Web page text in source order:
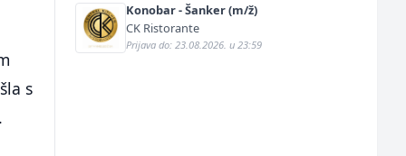
s
Konobar - Šanker (m/ž)
CK Ristorante
Prijava do: 23.08.2026. u 23:59